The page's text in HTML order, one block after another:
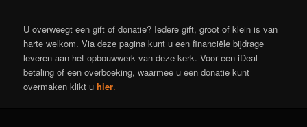
U overweegt een gift of donatie? Iedere gift, groot of klein is van
harte welkom. Via deze pagina kunt u een financiële bijdrage
leveren aan het opbouwwerk van deze kerk. Voor een iDeal
betaling of een overboeking, waarmee u een donatie kunt
overmaken klikt u hier.